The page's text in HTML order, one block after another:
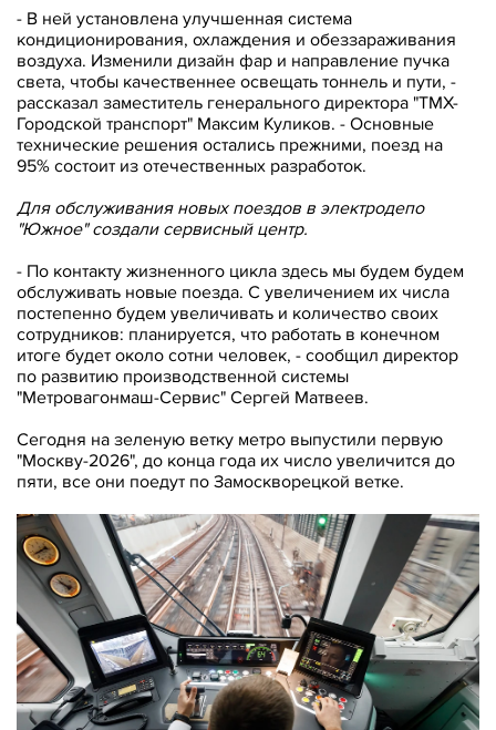
- В ней установлена улучшенная система
кондиционирования, охлаждения и обеззараживания
воздуха. Изменили дизайн фар и направление пучка
света, чтобы качественнее освещать тоннель и пути, -
рассказал заместитель генерального директора "ТМХ-
Городской транспорт" Максим Куликов. - Основные
технические решения остались прежними, поезд на
95% состоит из отечественных разработок.
Для обслуживания новых поездов в электродепо
"Южное" создали сервисный центр.
- По контакту жизненного цикла здесь мы будем будем
обслуживать новые поезда. С увеличением их числа
постепенно будем увеличивать и количество своих
сотрудников: планируется, что работать в конечном
итоге будет около сотни человек, - сообщил директор
по развитию производственной системы
"Метровагонмаш-Сервис" Сергей Матвеев.
Сегодня на зеленую ветку метро выпустили первую
"Москву-2026", до конца года их число увеличится до
пяти, все они поедут по Замоскворецкой ветке.